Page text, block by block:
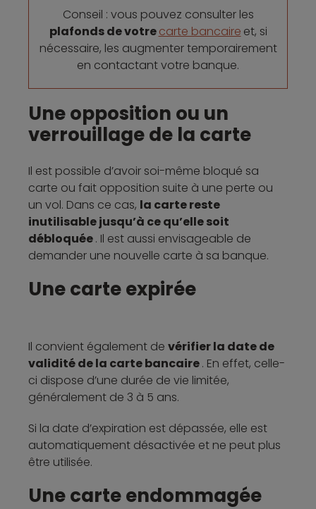
Conseil : vous pouvez consulter les
plafonds de votrecarte bancaire et, si
nécessaire, les augmenter temporairement
en contactant votre banque.
Une opposition ou un
verrouillage de la carte
Il est possible d’avoir soi-même bloqué sa
carte ou fait opposition suite à une perte ou
un vol. Dans ce cas, la carte reste
inutilisable jusqu’à ce qu’elle soit
débloquée. Il est aussi envisageable de
demander une nouvelle carte à sa banque.
Une carte expirée
Il convient également de vérifier la date de
validité de la carte bancaire. En effet, celle-
ci dispose d’une durée de vie limitée,
généralement de 3 à 5 ans.
Si la date d’expiration est dépassée, elle est
automatiquement désactivée et ne peut plus
être utilisée.
Une carte endommagée